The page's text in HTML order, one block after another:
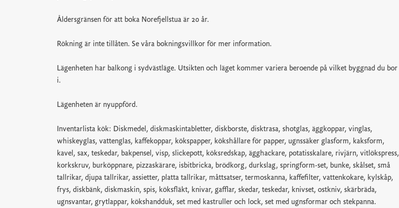
Åldersgränsen för att boka Norefjellstua är 20 år.
Rökning är inte tillåten. Se våra bokningsvillkor för mer information.
Lägenheten har balkong i sydvästläge. Utsikten och läget kommer variera beroende på vilket byggnad du bor
i.
Lägenheten är nyuppförd.
Inventarlista kök: Diskmedel, diskmaskintabletter, diskborste, disktrasa, shotglas, äggkoppar, vinglas,
whiskeyglas, vattenglas, kaffekoppar, kökspapper, kökshållare för papper, ugnssäker glasform, kaksform,
kavel, sax, teskedar, bakpensel, visp, slickepott, köksredskap, ägghackare, potatisskalare, rivjärn, vitlökspress,
korkskruv, burköppnare, pizzaskärare, isbitbricka, brödkorg, durkslag, springform-set, bunke, skålset, små
tallrikar, djupa tallrikar, assietter, platta tallrikar, måttsatser, termoskanna, kaffefilter, vattenkokare, kylskåp,
frys, diskbänk, diskmaskin, spis, köksfläkt, knivar, gafflar, skedar, teskedar, knivset, ostkniv, skärbräda,
ugnsvantar, grytlappar, kökshandduk, set med kastruller och lock, set med ugnsformar och stekpanna.